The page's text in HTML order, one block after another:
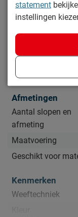
Specificaties
Artikelnummer
Merk
Afmetingen
Aantal slopen en
afmeting
Maatvoering
Geschikt voor
Kenmerken
Weeftechniek
statement
instellingen